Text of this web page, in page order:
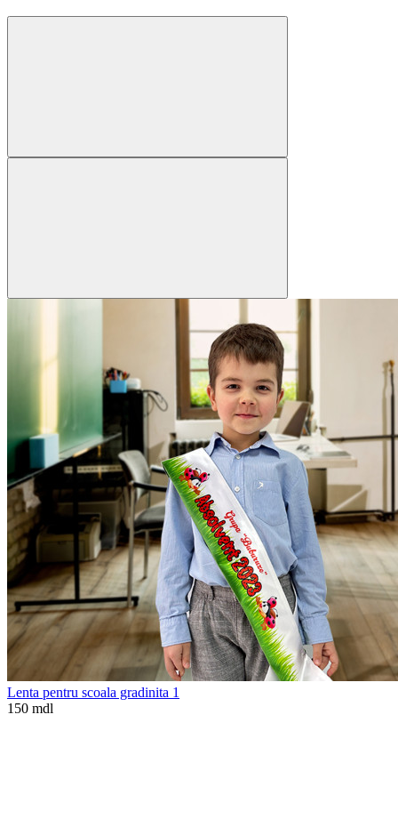
Lenta pentru scoala gradinita 1
150 mdl